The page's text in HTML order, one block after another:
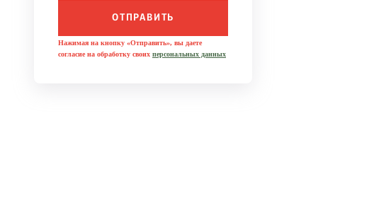
ОТПРАВИТЬ
Нажимая на кнопку «Отправить», вы даете
согласие на обработку своих персональных данных